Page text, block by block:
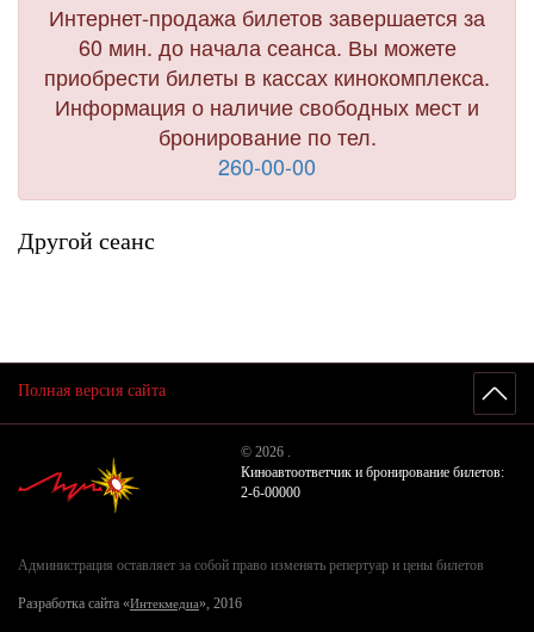
Интернет-продажа билетов завершается за
60 мин. до начала сеанса. Вы можете
приобрести билеты в кассах кинокомплекса.
Информация о наличие свободных мест и
бронирование по тел.
260-00-00
Другой сеанс
Полная версия сайта
© 2026 .
Киноавтоответчик и бронирование билетов:
2-6-00000
Администрация оставляет за собой право изменять репертуар и цены билетов
Разработка сайта «Интекмедиа», 2016